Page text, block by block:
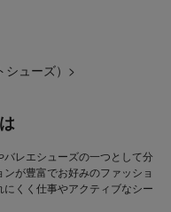
シューズ）>
レエシューズの一つとして分
が豊富でお好みのファッショ
くく仕事やアクティブなシー